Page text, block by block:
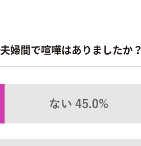
婦間で喧嘩はありましたか？